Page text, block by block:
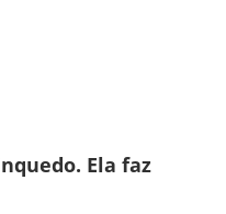
Ela faz